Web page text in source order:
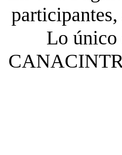
Lo único